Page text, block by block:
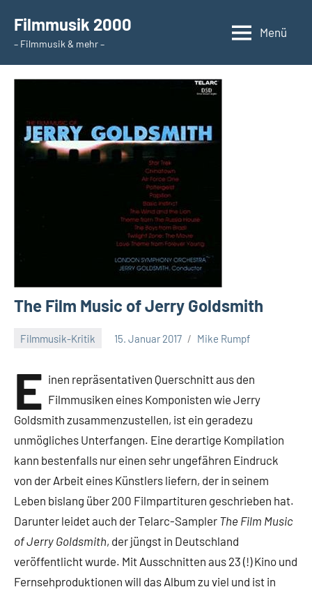
Inhalt
springen
Filmmusik 2000
– Filmmusik & mehr –
Menü
The Film Music of Jerry Goldsmith
Filmmusik-Kritik 15. Januar 2017 Mike Rumpf
E inen repräsentativen Querschnitt aus den
Filmmusiken eines Komponisten wie Jerry
Goldsmith zusammenzustellen, ist ein geradezu
unmögliches Unterfangen. Eine derartige Kompilation
kann bestenfalls nur einen sehr ungefähren Eindruck
von der Arbeit eines Künstlers liefern, der in seinem
Leben bislang über 200 Filmpartituren geschrieben hat.
Darunter leidet auch der Telarc-Sampler The Film Music
of Jerry Goldsmith, der jüngst in Deutschland
veröffentlicht wurde. Mit Ausschnitten aus 23 (!) Kino und
Fernsehproduktionen will das Album zu viel und ist in